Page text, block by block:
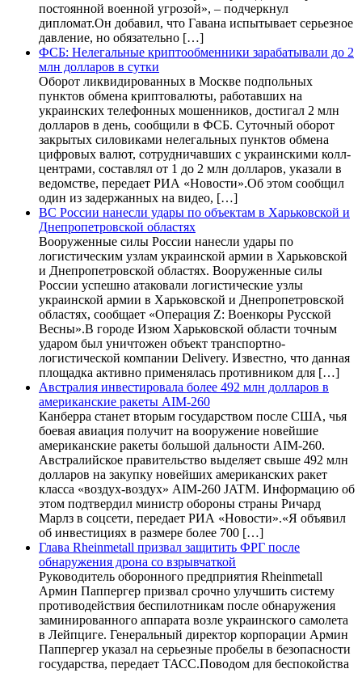
постоянной военной угрозой», – подчеркнул
дипломат.Он добавил, что Гавана испытывает серьезное
давление, но обязательно […]
ФСБ: Нелегальные криптообменники зарабатывали до 2
млн долларов в сутки
Оборот ликвидированных в Москве подпольных
пунктов обмена криптовалюты, работавших на
украинских телефонных мошенников, достигал 2 млн
долларов в день, сообщили в ФСБ. Суточный оборот
закрытых силовиками нелегальных пунктов обмена
цифровых валют, сотрудничавших с украинскими колл-
центрами, составлял от 1 до 2 млн долларов, указали в
ведомстве, передает РИА «Новости».Об этом сообщил
один из задержанных на видео, […]
ВС России нанесли удары по объектам в Харьковской и
Днепропетровской областях
Вооруженные силы России нанесли удары по
логистическим узлам украинской армии в Харьковской
и Днепропетровской областях. Вооруженные силы
России успешно атаковали логистические узлы
украинской армии в Харьковской и Днепропетровской
областях, сообщает «Операция Z: Военкоры Русской
Весны».В городе Изюм Харьковской области точным
ударом был уничтожен объект транспортно-
логистической компании Delivery. Известно, что данная
площадка активно применялась противником для […]
Австралия инвестировала более 492 млн долларов в
американские ракеты AIM-260
Канберра станет вторым государством после США, чья
боевая авиация получит на вооружение новейшие
американские ракеты большой дальности AIM-260.
Австралийское правительство выделяет свыше 492 млн
долларов на закупку новейших американских ракет
класса «воздух-воздух» AIM-260 JATM. Информацию об
этом подтвердил министр обороны страны Ричард
Марлз в соцсети, передает РИА «Новости».«Я объявил
об инвестициях в размере более 700 […]
Глава Rheinmetall призвал защитить ФРГ после
обнаружения дрона со взрывчаткой
Руководитель оборонного предприятия Rheinmetall
Армин Паппергер призвал срочно улучшить систему
противодействия беспилотникам после обнаружения
заминированного аппарата возле украинского самолета
в Лейпциге. Генеральный директор корпорации Армин
Паппергер указал на серьезные пробелы в безопасности
государства, передает ТАСС.Поводом для беспокойства